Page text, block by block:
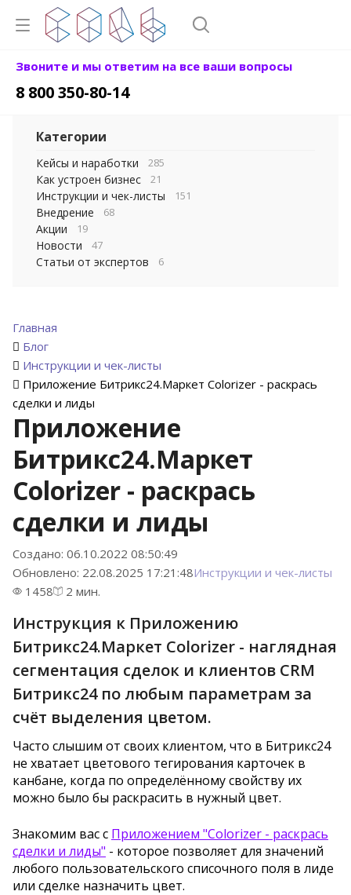
Звоните и мы ответим на все ваши вопросы
8 800 350-80-14
Главная
Блог
Инструкции и чек-листы
Приложение Битрикс24.Маркет Colorizer - раскрась
сделки и лиды
Приложение
Битрикс24.Маркет
Colorizer - раскрась
сделки и лиды
Создано: 06.10.2022 08:50:49
Обновлено: 22.08.2025 17:21:48Инструкции и чек-листы
1458
2 мин.
Инструкция к Приложению
Битрикс24.Маркет Colorizer - наглядная
сегментация сделок и клиентов CRM
Битрикс24 по любым параметрам за
счёт выделения цветом.
Часто слышим от своих клиентом, что в Битрикс24
не хватает цветового тегирования карточек в
канбане, когда по определённому свойству их
можно было бы раскрасить в нужный цвет.
Знакомим вас с Приложением "Colorizer - раскрась
сделки и лиды" - которое позволяет для значений
любого пользовательского списочного поля в лиде
или сделке назначить цвет.
Категории
Кейсы и наработки 285
Как устроен бизнес 21
Инструкции и чек-листы 151
Внедрение 68
Акции 19
Новости 47
Статьи от экспертов 6